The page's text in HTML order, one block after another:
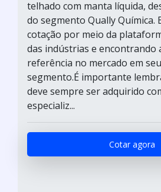
telhado com manta líquida,
do segmento Qually Química.
cotação por meio da
das indústrias e encontrando
referência no mercado em
segmento.É importante
deve sempre ser adquirido
especializ...
Cotar agora